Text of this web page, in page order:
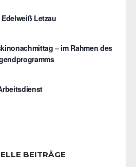
Letzau
– im Rahmen des
BEITRÄGE